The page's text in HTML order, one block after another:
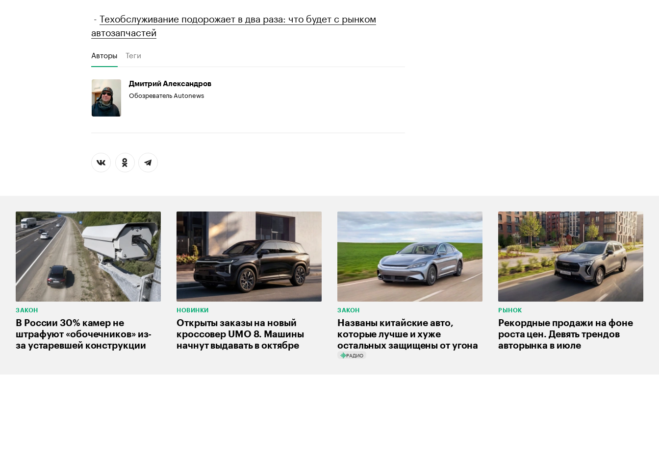
- Техобслуживание подорожает в два раза: что будет с рынком
автозапчастей
Авторы Теги
Дмитрий Александров
Обозреватель Autonews
ЗАКОН
В России 30% камер не
штрафуют «обочечников» из-
за устаревшей конструкции
НОВИНКИ
Открыты заказы на новый
кроссовер UMO 8. Машины
начнут выдавать в октябре
ЗАКОН
Названы китайские авто,
которые лучше и хуже
остальных защищены от угона
РАДИО
РЫНОК
Рекордные продажи на фоне
роста цен. Девять трендов
авторынка в июле